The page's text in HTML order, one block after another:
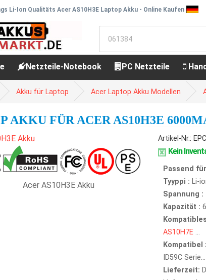
Li-Ion Qualitäts Acer AS10H3E Laptop Akku - Online Kaufen
Netzteile-Notebook PC Netzteile
Akku für Laptop Acer Laptop Akku Modellen
AKKU FÜR ACER AS10H3E
Acer AS10H3E Akku
Artikel-Nr.:
Kein
Passend
Tyyppi : Li-
Spannung :
Kapazität :
AS10H7E ...
Kompatibel
ID59C Serie...
Lieferzeit: